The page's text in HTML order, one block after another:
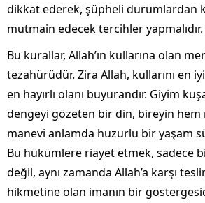
dikkat ederek, şüpheli durumlardan
mutmain edecek tercihler yapmalıdır.
Bu kurallar, Allah’ın kullarına olan
tezahürüdür. Zira Allah, kullarını en
en hayırlı olanı buyurandır. Giyim
dengeyi gözeten bir din, bireyin hem
manevi anlamda huzurlu bir yaşam
Bu hükümlere riayet etmek, sadece
değil, aynı zamanda Allah’a karşı
hikmetine olan imanın bir